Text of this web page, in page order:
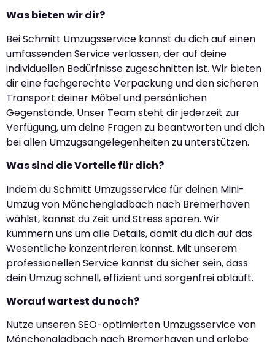
Was bieten wir dir?
Bei Schmitt Umzugsservice kannst du dich auf einen
umfassenden Service verlassen, der auf deine
individuellen Bedürfnisse zugeschnitten ist. Wir bieten
dir eine fachgerechte Verpackung und den sicheren
Transport deiner Möbel und persönlichen
Gegenstände. Unser Team steht dir jederzeit zur
Verfügung, um deine Fragen zu beantworten und dich
bei allen Umzugsangelegenheiten zu unterstützen.
Was sind die Vorteile für dich?
Indem du Schmitt Umzugsservice für deinen Mini-
Umzug von Mönchengladbach nach Bremerhaven
wählst, kannst du Zeit und Stress sparen. Wir
kümmern uns um alle Details, damit du dich auf das
Wesentliche konzentrieren kannst. Mit unserem
professionellen Service kannst du sicher sein, dass
dein Umzug schnell, effizient und sorgenfrei abläuft.
Worauf wartest du noch?
Nutze unseren SEO-optimierten Umzugsservice von